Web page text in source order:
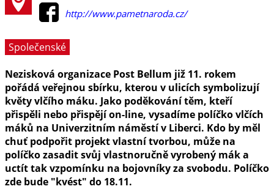
http://www.pametnaroda.cz/
Společenské
Nezisková organizace Post Bellum již 11. rokem
pořádá veřejnou sbírku, kterou v ulicích symbolizují
květy vlčího máku. Jako poděkování těm, kteří
přispěli nebo přispějí on-line, vysadíme políčko vlčích
máků na Univerzitním náměstí v Liberci. Kdo by měl
chuť podpořit projekt vlastní tvorbou, může na
políčko zasadit svůj vlastnoručně vyrobený mák a
uctít tak vzpomínku na bojovníky za svobodu. Políčko
zde bude "kvést" do 18.11.